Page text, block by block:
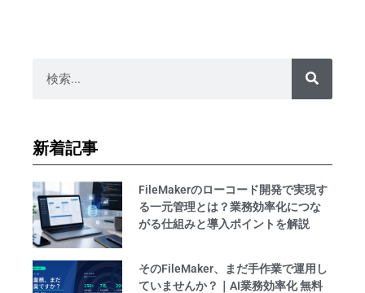
新着記事
FileMakerのローコード開発で実現す
る一元管理とは？業務効率化につな
がる仕組みと導入ポイントを解説
そのFileMaker、まだ手作業で運用し
ていませんか？｜AI業務効率化 無料